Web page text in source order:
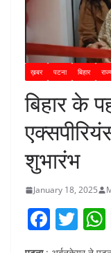
ख़बर पटना बिहार
बिहार के
शुभारंभ
January 18, 2025
F
a
T
w